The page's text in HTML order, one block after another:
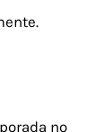
no